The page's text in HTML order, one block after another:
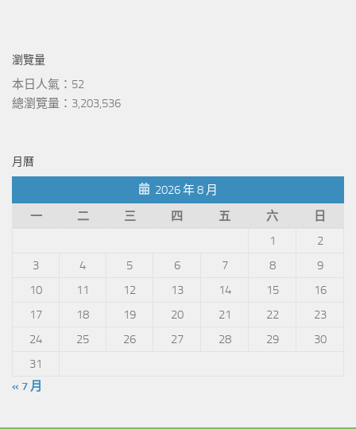
瀏覽量
本日人氣：52
總瀏覽量：3,203,536
月曆
2026 年 8 月
一
二 三 四 五 六
日
1
2
3
4 5 6 7 8
9
10
11 12 13 14 15
16
17
18 19 20 21 22
23
24
25 26 27 28 29
30
31
« 7 月